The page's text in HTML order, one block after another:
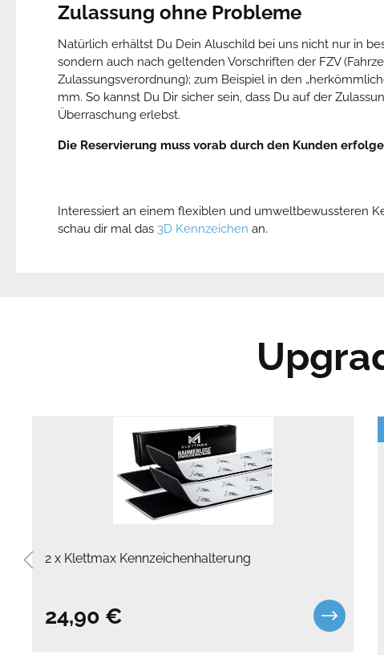
Zulassung ohne Probleme
Natürlich erhältst Du Dein Aluschild bei uns nicht nur in
sondern auch nach geltenden Vorschriften der FZV
Zulassungsverordnung); zum Beispiel in den
mm. So kannst Du Dir sicher sein, dass Du auf der
Überraschung erlebst.
Die Reservierung muss vorab durch den Kunden
Interessiert an einem flexiblen und umweltbewussteren
schau dir mal das 3D Kennzeichen an.
2 x Klettmax Kennzeichenhalterung
24,90 €